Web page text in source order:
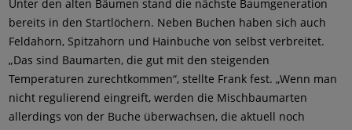
Unter den alten Bäumen stand die nächste Baumgeneration
bereits in den Startlöchern. Neben Buchen haben sich auch
Feldahorn, Spitzahorn und Hainbuche von selbst verbreitet.
„Das sind Baumarten, die gut mit den steigenden
Temperaturen zurechtkommen“, stellte Frank fest. „Wenn man
nicht regulierend eingreift, werden die Mischbaumarten
allerdings von der Buche überwachsen, die aktuell noch